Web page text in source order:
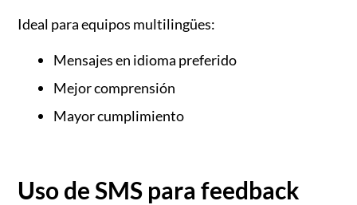
Ideal para equipos multilingües:
Mensajes en idioma preferido
Mejor comprensión
Mayor cumplimiento
Uso de SMS para feedback